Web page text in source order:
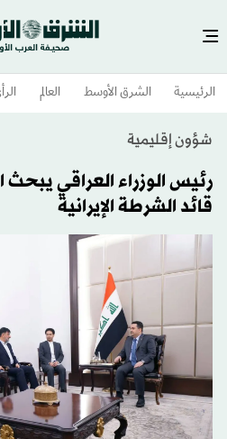
الرئيسية الشرق الأوسط​ العالم
شؤون إقليمية
رئيس الوزراء العراقي يبحث
قائد الشرطة الإيرانية